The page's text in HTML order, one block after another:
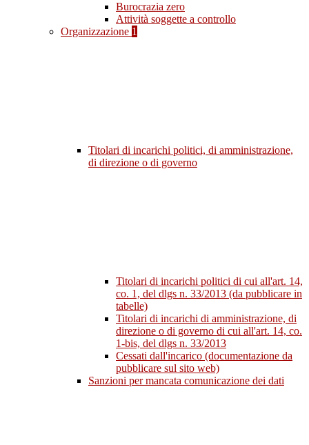
Burocrazia zero
Attività soggette a controllo
Organizzazione 1
Titolari di incarichi politici, di amministrazione,
di direzione o di governo
Titolari di incarichi politici di cui all'art. 14,
co. 1, del dlgs n. 33/2013 (da pubblicare in
tabelle)
Titolari di incarichi di amministrazione, di
direzione o di governo di cui all'art. 14, co.
1-bis, del dlgs n. 33/2013
Cessati dall'incarico (documentazione da
pubblicare sul sito web)
Sanzioni per mancata comunicazione dei dati